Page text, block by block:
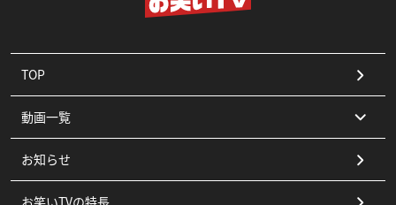
TOP
動画一覧
コント
漫才
お知らせ
お笑いTVの特長